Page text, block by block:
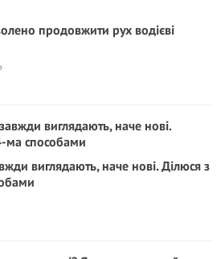
продовжити рух водієві
виглядають, наче нові. Ділюся з